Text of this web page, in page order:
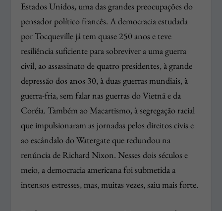
Estados Unidos, uma das grandes preocupações do
pensador político francês. A democracia estudada
por Tocqueville já tem quase 250 anos e teve
resiliência suficiente para sobreviver a uma guerra
civil, ao assassinato de quatro presidentes, à grande
depressão dos anos 30, à duas guerras mundiais, à
guerra-fria, sem falar nas guerras do Vietnã e da
Coréia. Também ao Macartismo, à segregação racial
que impulsionaram as jornadas pelos direitos civis e
ao escândalo do Watergate que redundou na
renúncia de Richard Nixon. Nesses dois séculos e
meio, a democracia americana foi submetida a
intensos estresses, mas, muitas vezes, saiu mais forte.